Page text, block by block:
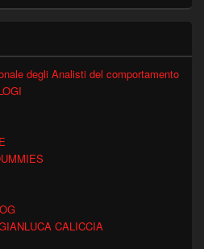
degli Analisti del comportamento
CALICCIA